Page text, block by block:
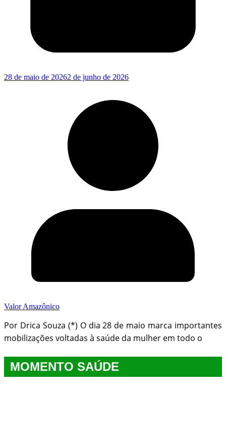
28 de maio de 20262 de junho de 2026
Valor Amazônico
Por Drica Souza (*) O dia 28 de maio marca importantes
mobilizações voltadas à saúde da mulher em todo o
MOMENTO SAÚDE